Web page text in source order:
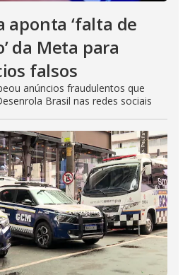
aponta ‘falta de
da Meta para
falsos
anúncios fraudulentos que
Brasil nas redes sociais